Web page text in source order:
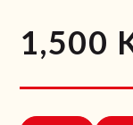
1,500